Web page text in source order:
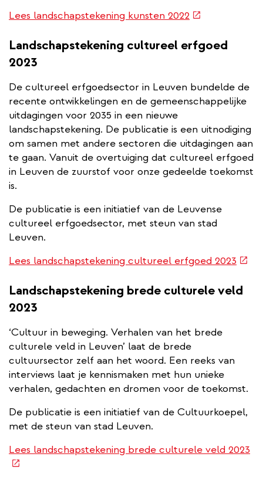
Lees landschapstekening kunsten 2022 (externe
Landschapstekening cultureel erfgoed
2023
De cultureel erfgoedsector in Leuven bundelde de
recente ontwikkelingen en de gemeenschappelijke
uitdagingen voor 2035 in een nieuwe
landschapstekening. De publicatie is een uitnodiging
om samen met andere sectoren die uitdagingen aan
te gaan. Vanuit de overtuiging dat cultureel erfgoed
in Leuven de zuurstof voor onze gedeelde toekomst
is.
De publicatie is een initiatief van de Leuvense
cultureel erfgoedsector, met steun van stad
Leuven.
Lees landschapstekening cultureel erfgoed 2023
Landschapstekening brede culturele veld
2023
‘Cultuur in beweging. Verhalen van het brede
culturele veld in Leuven’ laat de brede
cultuursector zelf aan het woord. Een reeks van
interviews laat je kennismaken met hun unieke
verhalen, gedachten en dromen voor de toekomst.
De publicatie is een initiatief van de Cultuurkoepel,
met de steun van stad Leuven.
Lees landschapstekening brede culturele veld 2023